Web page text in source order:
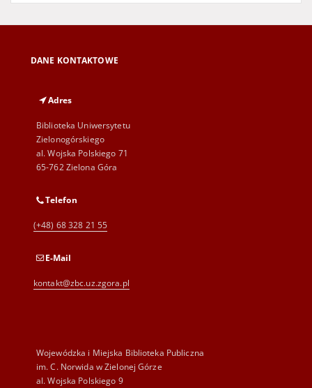
DANE KONTAKTOWE
Adres
Biblioteka Uniwersytetu
Zielonogórskiego
al. Wojska Polskiego 71
65-762 Zielona Góra
Telefon
(+48) 68 328 21 55
E-Mail
kontakt@zbc.uz.zgora.pl
Wojewódzka i Miejska Biblioteka Publiczna
im. C. Norwida w Zielonej Górze
al. Wojska Polskiego 9